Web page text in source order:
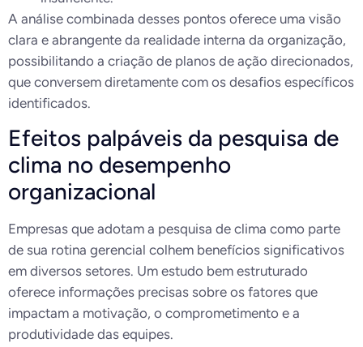
A análise combinada desses pontos oferece uma visão
clara e abrangente da realidade interna da organização,
possibilitando a criação de planos de ação direcionados,
que conversem diretamente com os desafios específicos
identificados.
Efeitos palpáveis da pesquisa de
clima no desempenho
organizacional
Empresas que adotam a pesquisa de clima como parte
de sua rotina gerencial colhem benefícios significativos
em diversos setores. Um estudo bem estruturado
oferece informações precisas sobre os fatores que
impactam a motivação, o comprometimento e a
produtividade das equipes.